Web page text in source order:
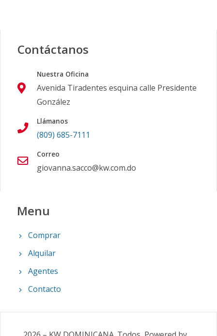
Contáctanos
Nuestra Oficina
Avenida Tiradentes esquina calle Presidente
González
Llámanos
(809) 685-7111
Correo
giovanna.sacco@kw.com.do
Menu
Comprar
Alquilar
Agentes
Contacto